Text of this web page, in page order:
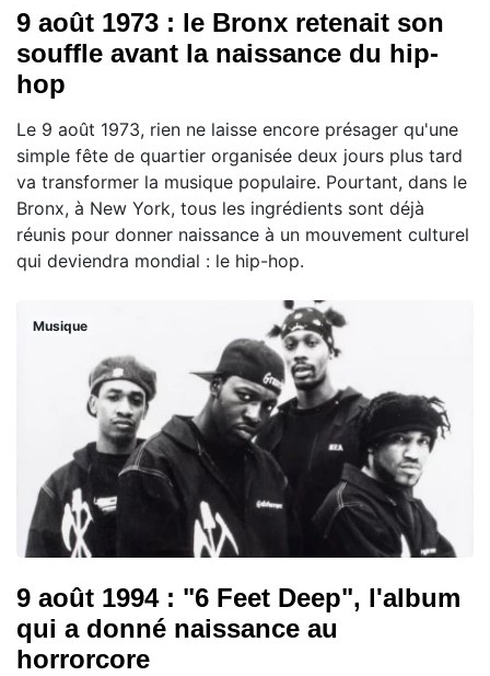
9 août 1973 : le Bronx retenait son
souffle avant la naissance du hip-
hop
Le 9 août 1973, rien ne laisse encore présager qu'une
simple fête de quartier organisée deux jours plus tard
va transformer la musique populaire. Pourtant, dans le
Bronx, à New York, tous les ingrédients sont déjà
réunis pour donner naissance à un mouvement culturel
qui deviendra mondial : le hip-hop.
Musique
9 août 1994 : "6 Feet Deep", l'album
qui a donné naissance au
horrorcore